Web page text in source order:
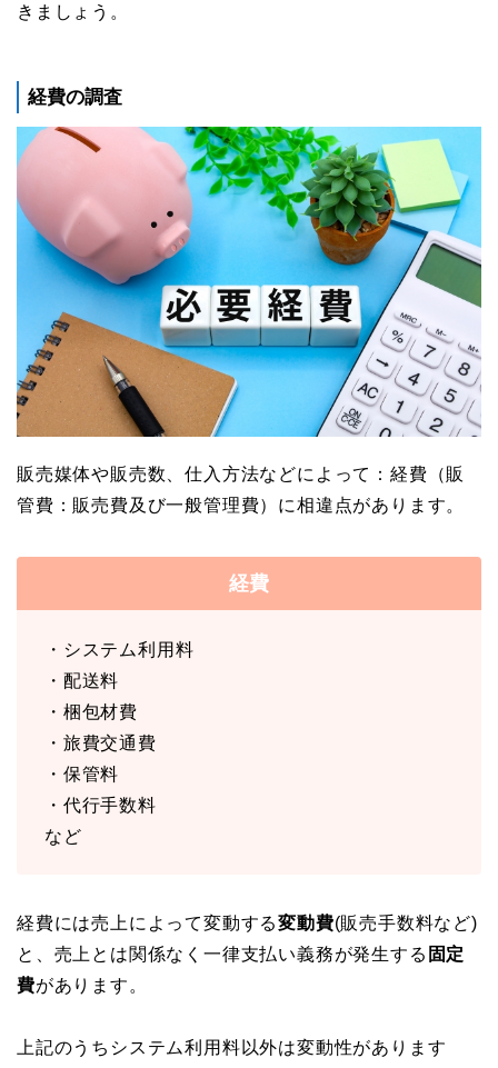
きましょう。
経費の調査
販売媒体や販売数、仕入方法などによって：経費（販
管費：販売費及び一般管理費）に相違点があります。
経費
・システム利用料
・配送料
・梱包材費
・旅費交通費
・保管料
・代行手数料
など
経費には売上によって変動する変動費(販売手数料など)
と、売上とは関係なく一律支払い義務が発生する 固定
費があります。
上記のうちシステム利用料以外は変動性があります